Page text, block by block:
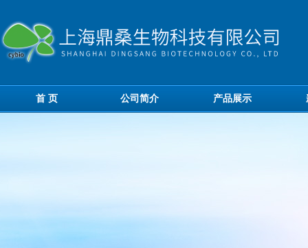
首 页 公司简介 产品展示